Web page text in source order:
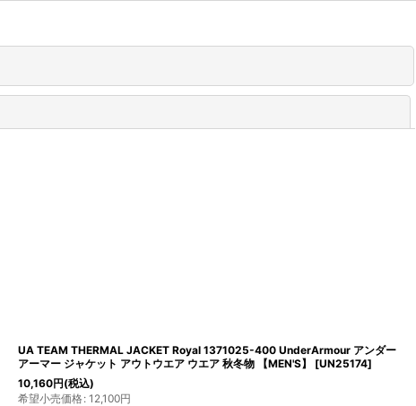
UA TEAM THERMAL JACKET Royal 1371025-400 UnderArmour アンダー
アーマー ジャケット アウトウエア ウエア 秋冬物 【MEN'S】
[UN25174]
10,160円(税込)
希望小売価格: 12,100円